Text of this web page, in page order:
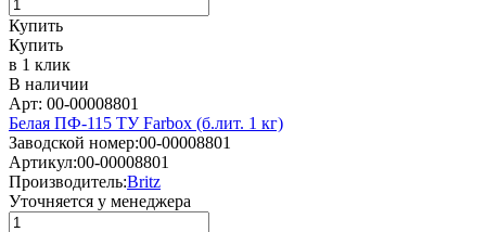
Купить
Купить
в 1 клик
В наличии
Арт: 00-00008801
Белая ПФ-115 ТУ Farbox (б.лит. 1 кг)
Заводской номер:00-00008801
Артикул:00-00008801
Производитель:Britz
Уточняется у менеджера